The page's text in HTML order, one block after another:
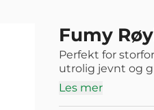
Fumy
Perfekt for
utrolig jevnt og
Les mer